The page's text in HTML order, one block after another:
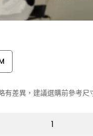
有差異，建議選購前參考尺